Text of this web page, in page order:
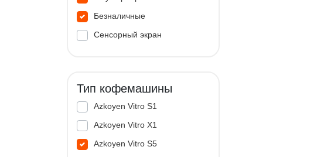
Безналичные
Сенсорный экран
Тип кофемашины
Azkoyen Vitro S1
Azkoyen Vitro X1
Azkoyen Vitro S5